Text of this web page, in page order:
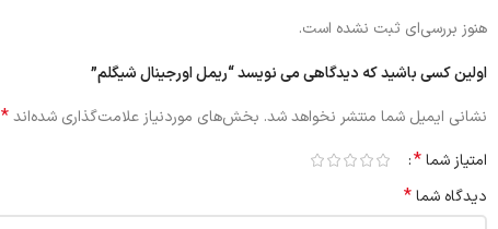
هنوز بررسی‌ای ثبت نشده است.
اولین کسی باشید که دیدگاهی می نویسد “ریمل اورجینال شیگلم”
نشانی ایمیل شما منتشر نخواهد شد. بخش‌های موردنیاز علامت‌گذاری شده‌اند*
امتیاز شما*
دیدگاه شما*